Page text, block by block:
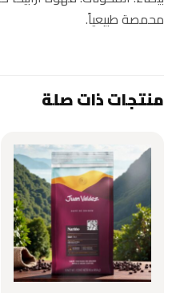
محمصة طبيعياً.
منتجات ذات صلة